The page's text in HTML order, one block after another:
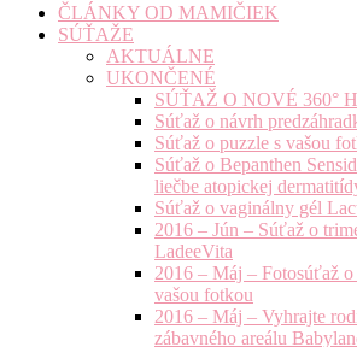
ČLÁNKY OD MAMIČIEK
SÚŤAŽE
AKTUÁLNE
UKONČENÉ
SÚŤAŽ O NOVÉ 360°
Súťaž o návrh
Súťaž o puzzle s vašou
Súťaž o Bepanthen
liečbe atopickej
Súťaž o vaginálny gél
2016 – Jún – Súťaž o
LadeeVita
2016 – Máj – Fotosúťaž
vašou fotkou
2016 – Máj – Vyhrajte
zábavného areálu